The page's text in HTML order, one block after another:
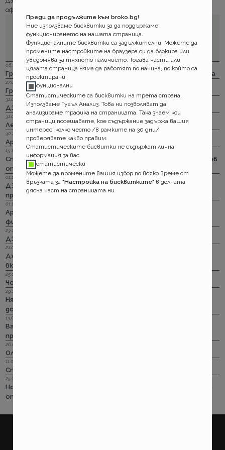
оферта. Проверете разликата!
06.12.2023 г.
Групама: Ски и сноуборд безплатно при пътуване в чужбина
27.04.2023 г.
Групама: За каското
31.03.2023 г.
ДЗИ: Отличници в ликвидацията по каско
31.03.2023 г.
Лев Инс: Още месец на промоция по каско
30.11.2022 г.
Армеец: И асистанс за България по каско
15.11.2022 г.
Стикерът по гражданска отговорност с впечатляващ нов
опит да влезе в историята
01.11.2022 г.
ДЗИ: Стрийминг застраховката за злополука на промоция
през ноември
01.11.2022 г.
Армеец: Имуществото на лимит на промоция. Това за
фирмите също
23.09.2022 г.
ДЗИ: Ами няма такова каско!
21.09.2022 г.
Дженерали: Критични болести по злополука и заболяване,
включително и при задължителната трудова.
25.08.2022 г.
Черно бялото ще е новото зелено и у нас. Дали?
29.12.2018 г.
Няма да работим на 31-ви. Весело посрещане на една по -
добра година.
13.08.2018 г.
Важно! Вашата полица в Олимпик трябва да бъде
прекратена на 17.08.2018г
26.07.2018 г.
Олимпик са вече без лиценз
11.05.2018 г.
Спираме Олимпик
25.01.2018 г.
Нова вълна на чувствително поскъпване на ГО-то тръгва
от следващата седмица
Преди да продължите към broko.bg!
Ние използваме бисквитки за да поддържаме
функционирането на нашата страница.
Функционалните бисквитки са задължителни. Можете да
промените настройките на браузера си да блокира или
уведомява за тяхното наличието. Тогава части или
цялата страница няма да работят по начина, по който са
проектирани.
фунционални
Статистическите са бисквитки на трета страна.
Използваме Гугъл Анализ. Това ни позволяват да
анализираме трафика на страницата. Така знаем кои
страници посещавате, кое съдържание задържа вашия
интерес, колко често /в рамките на 30 дни/
проверявате какво правим.
Статистическите бисвитки не съдържат лична
информация за вас.
статистически
Можете да промените вашия избор по всяко време от
връзката за "Настройка на бисквитките" в долната
дясна част на страницата ни